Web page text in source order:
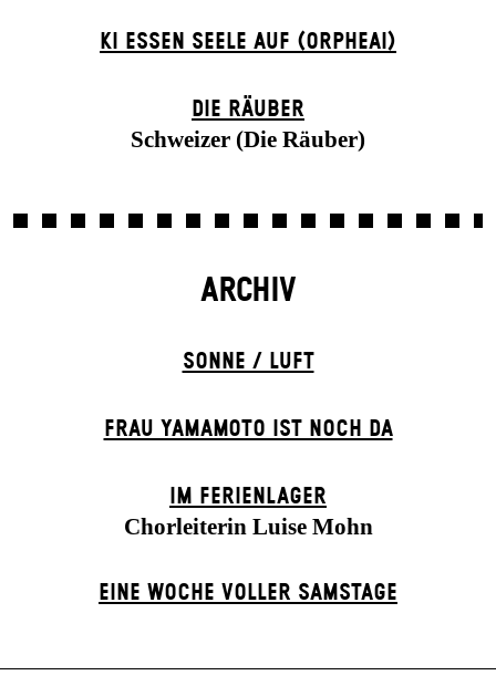
KI ESSEN SEELE AUF (ORPHEAI)
DIE RÄUBER
Schweizer (Die Räuber)
ARCHIV
SONNE / LUFT
FRAU YAMAMOTO IST NOCH DA
IM FERIEN­LAGER
Chorleiterin Luise Mohn
EINE WOCHE VOLLER SAMSTAGE